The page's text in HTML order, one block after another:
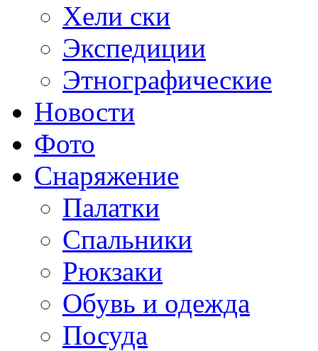
Хели ски
Экспедиции
Этнографические
Новости
Фото
Снаряжение
Палатки
Спальники
Рюкзаки
Обувь и одежда
Посуда